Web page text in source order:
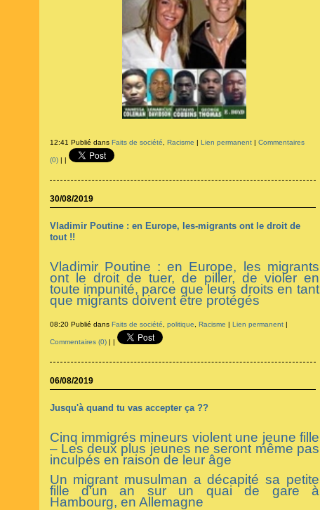
12:41 Publié dans Faits de société Racisme | Lien permanent| Commentaires
(0)| |
30/08/2019
Vladimir Poutine : en Europe, les-migrants ont le droit de
tout !!
Vladimir Poutine : en Europe, les migrants
ont le droit de tuer, de piller, de violer en
toute impunité, parce que leurs droits en tant
que migrants doivent être protégés
08:20 Publié dans Faits de société politique Racisme | Lien permanent|
Commentaires (0)| |
06/08/2019
Jusqu'à quand tu vas accepter ça ??
Cinq immigrés mineurs violent une jeune fille
– Les deux plus jeunes ne seront même pas
inculpés en raison de leur âge
Un migrant musulman a décapité sa petite
fille d'un an sur un quai de gare à
Hambourg, en Allemagne